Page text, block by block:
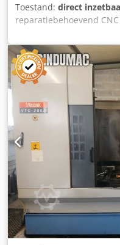
Toestand: direct
reparatiebehoevend
bewerkingscentrum van
Verplaatsingen X/Y/Z:
X/Y: 1460mm/510mm,
spindelsnelheid: 12.000
gereedschapsplaatsen:
Machinedimensies X/Y/
gewicht: ca. 7500kg,
remt niet altijd correct
Bezichtiging ter plaatse